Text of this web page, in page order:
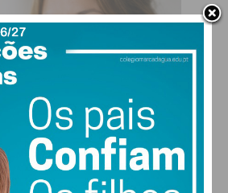
Não se esqueça também de
relevantes, como
identificação pessoal ou
entre outros.
de alarme:
As
hoje em dia são vastas, mas
de segurança com
a uma central 24h, que avise
em caso de ocorrência, pode